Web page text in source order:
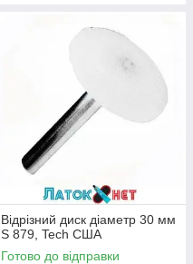
Відрізний диск діаметр 30 мм
S 879, Tech США
Готово до відправки